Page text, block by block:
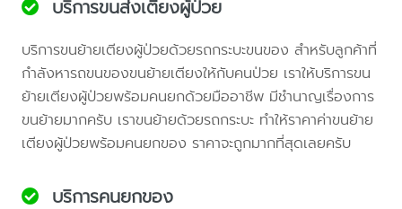
บริการขนส่งเตียงผู้ป่วย
บริการขนย้ายเตียงผู้ป่วยด้วยรถกระบะขนของ สำหรับลูกค้าที่
กำลังหารถขนของขนย้ายเตียงให้กับคนป่วย เราให้บริการขน
ย้ายเตียงผู้ป่วยพร้อมคนยกด้วยมืออาชีพ มีชำนาญเรื่องการ
ขนย้ายมากครับ เราขนย้ายด้วยรถกระบะ ทำให้ราคาค่าขนย้าย
เตียงผู้ป่วยพร้อมคนยกของ ราคาจะถูกมากที่สุดเลยครับ
บริการคนยกของ